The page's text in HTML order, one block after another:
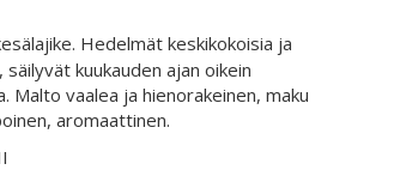
Hedelmät keskikokoisia ja
säilyvät kuukauden ajan oikein
Malto vaalea ja hienorakeinen, maku
aromaattinen.